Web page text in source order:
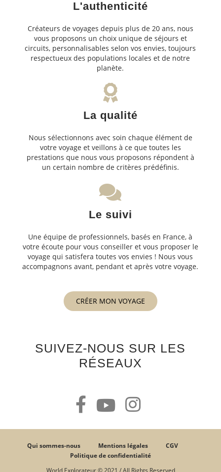
L'authenticité
Créateurs de voyages depuis plus de 20 ans, nous
vous proposons un choix unique de séjours et
circuits, personnalisables selon vos envies, toujours
respectueux des populations locales et de notre
planète.
La qualité
Nous sélectionnons avec soin chaque élément de
votre voyage et veillons à ce que toutes les
prestations que nous vous proposons répondent à
un certain nombre de critères prédéfinis.
Le suivi
Une équipe de professionnels, basés en France, à
votre écoute pour vous conseiller et vous proposer le
voyage qui satisfera toutes vos envies ! Nous vous
accompagnons avant, pendant et après votre voyage.
CRÉER MON VOYAGE
SUIVEZ-NOUS SUR LES
RÉSEAUX
Qui sommes-nous Mentions légales
CGV
Politique de confidentialité